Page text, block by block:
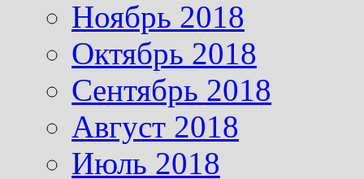
Ноябрь 2018
Октябрь 2018
Сентябрь 2018
Август 2018
Июль 2018